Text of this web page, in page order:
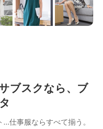
ブスクなら、ブ
仕事服ならすべて揃う。